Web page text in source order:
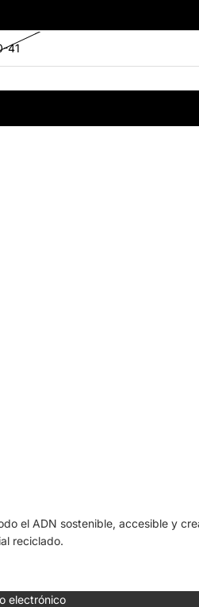
41
el ADN sostenible, accesible y
reciclado.
electrónico